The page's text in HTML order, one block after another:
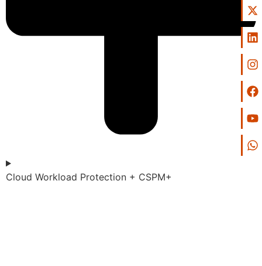
Cloud Workload Protection + CSPM+